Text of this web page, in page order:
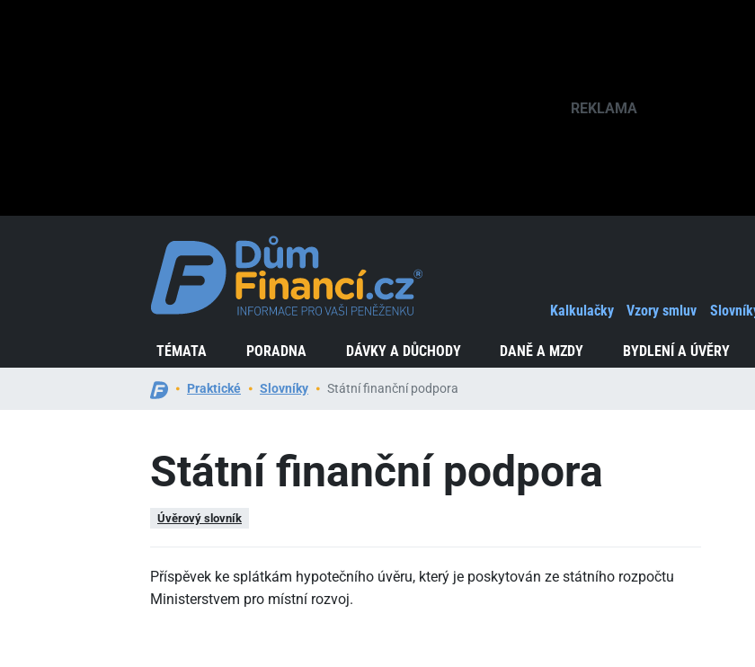
TÉMATA PORADNA DÁVKY A DŮCHODY DANĚ A MZDY BYDLENÍ A ÚVĚRY
Kalkulačky Vzory smluv
Praktické Slovníky Státní finanční podpora
Státní finanční podpora
Úvěrový slovník
Příspěvek ke splátkám hypotečního úvěru, který je poskytován ze státního rozpočtu
Ministerstvem pro místní rozvoj.